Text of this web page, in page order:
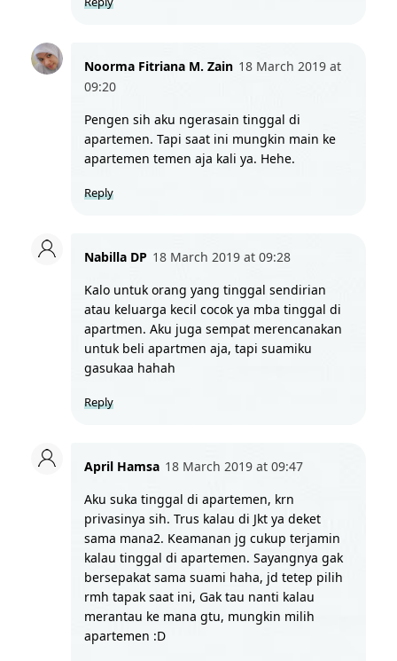
Noorma Fitriana M. Zain 18 March 2019 at
09:20
Pengen sih aku ngerasain tinggal di
apartemen. Tapi saat ini mungkin main ke
apartemen temen aja kali ya. Hehe.
Reply
Nabilla DP 18 March 2019 at 09:28
Kalo untuk orang yang tinggal sendirian
atau keluarga kecil cocok ya mba tinggal di
apartmen. Aku juga sempat merencanakan
untuk beli apartmen aja, tapi suamiku
gasukaa hahah
Reply
April Hamsa 18 March 2019 at 09:47
Aku suka tinggal di apartemen, krn
privasinya sih. Trus kalau di Jkt ya deket
sama mana2. Keamanan jg cukup terjamin
kalau tinggal di apartemen. Sayangnya gak
bersepakat sama suami haha, jd tetep pilih
rmh tapak saat ini, Gak tau nanti kalau
merantau ke mana gtu, mungkin milih
apartemen :D